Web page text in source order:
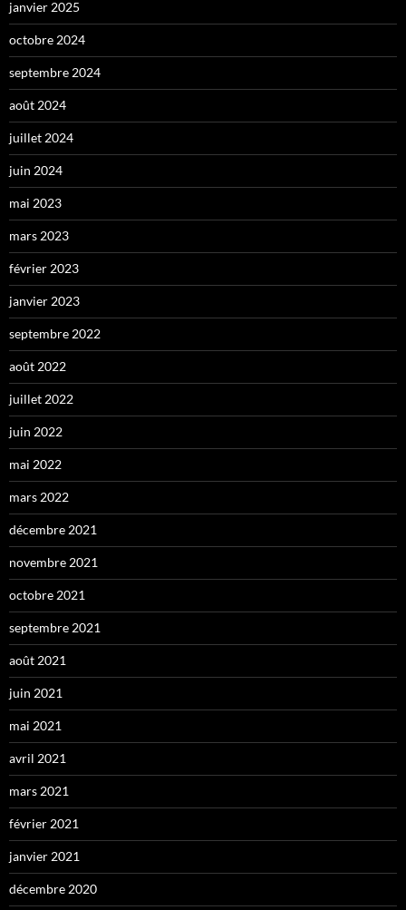
janvier 2025
octobre 2024
septembre 2024
août 2024
juillet 2024
juin 2024
mai 2023
mars 2023
février 2023
janvier 2023
septembre 2022
août 2022
juillet 2022
juin 2022
mai 2022
mars 2022
décembre 2021
novembre 2021
octobre 2021
septembre 2021
août 2021
juin 2021
mai 2021
avril 2021
mars 2021
février 2021
janvier 2021
décembre 2020